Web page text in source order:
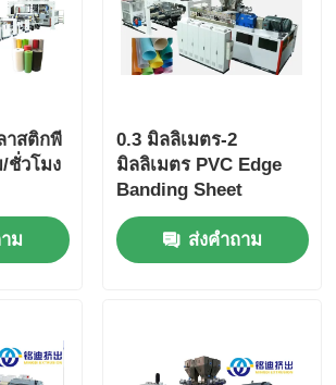
าสติกพี
ชั่วโมง
ม
0.3 มิลลิเมตร-2
มิลลิเมตร PVC Edge
Banding Sheet
Production Line ความ
จุสูง การบริโภคพลังงาน
ต่ํา
ส่งคำถาม